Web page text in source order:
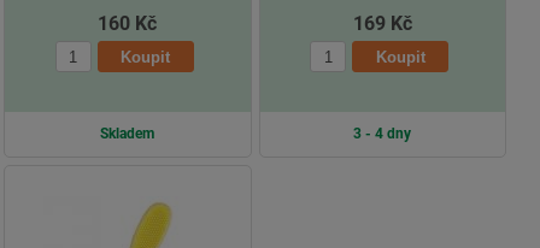
160 Kč
Skladem
169 Kč
3 - 4 dny